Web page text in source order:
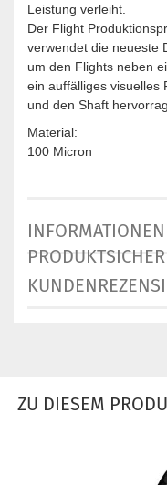
Leistung verleiht.
Der Flight
verwendet die neueste
um den Flights neben
ein auffälliges visuelles
und den Shaft
Material:
100 Micron
ZU DIESEM